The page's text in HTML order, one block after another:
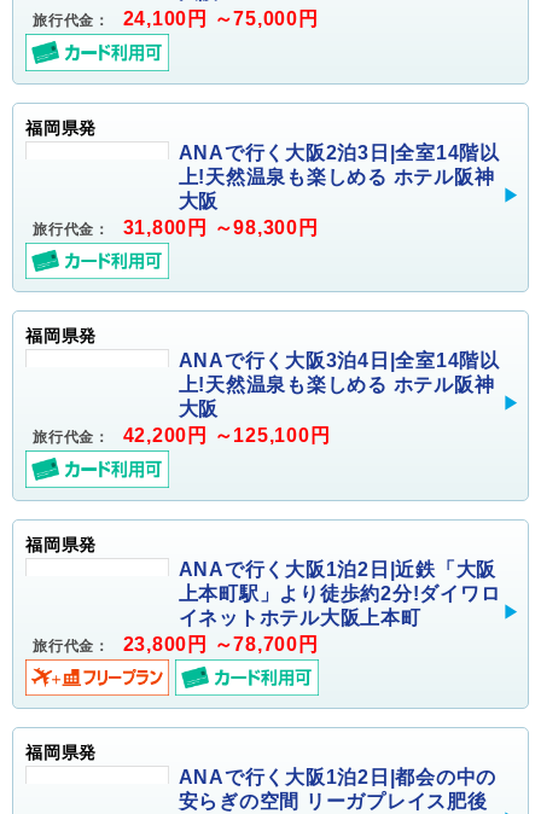
旅行代金： 24,100円 ～75,000円
福岡県発
ANAで行く大阪2泊3日|全室14階以
上!天然温泉も楽しめる ホテル阪神
大阪
旅行代金： 31,800円 ～98,300円
福岡県発
ANAで行く大阪3泊4日|全室14階以
上!天然温泉も楽しめる ホテル阪神
大阪
旅行代金： 42,200円 ～125,100円
福岡県発
ANAで行く大阪1泊2日|近鉄「大阪
上本町駅」より徒歩約2分!ダイワロ
イネットホテル大阪上本町
旅行代金： 23,800円 ～78,700円
福岡県発
ANAで行く大阪1泊2日|都会の中の
安らぎの空間 リーガプレイス肥後